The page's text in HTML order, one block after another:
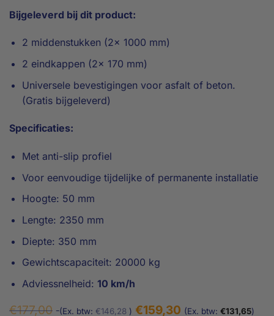
Bijgeleverd bij dit product:
2 middenstukken (2x 1000 mm)
2 eindkappen (2x 170 mm)
Universele bevestigingen voor asfalt of beton.
(Gratis bijgeleverd)
Specificaties:
Met anti-slip profiel
Voor eenvoudige tijdelijke of permanente installatie
Hoogte: 50 mm
Lengte: 2350 mm
Diepte: 350 mm
Gewichtscapaciteit: 20000 kg
Adviessnelheid: 10 km/h
Oorspronkelijke
€177,00 Huidige
(Ex. btw: €146,28 ) €159,30 (Ex. btw: €131,65)